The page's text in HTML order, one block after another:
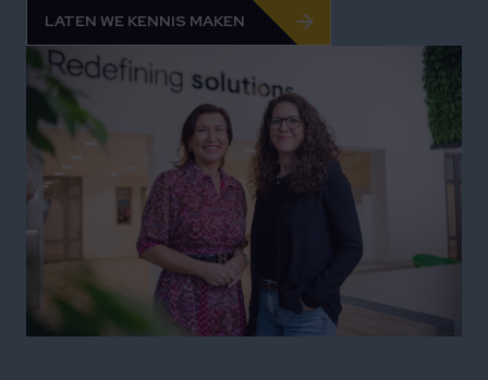
LATEN WE KENNIS MAKEN